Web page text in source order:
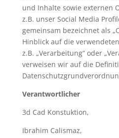
und Inhalte sowie externen
z.B. unser Social Media
gemeinsam bezeichnet als
Hinblick auf die
z.B. „Verarbeitung“ oder
verweisen wir auf die
Verantwortlicher
3d Cad Konstuktion,
Ibrahim Calismaz,